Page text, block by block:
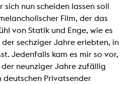
sich nun scheiden lassen soll
Film, der das
von Statik und Enge, wie es
sechziger Jahre erlebten, in
Jedenfalls kam es mir so vor,
neunziger Jahre zufällig
Privatsender